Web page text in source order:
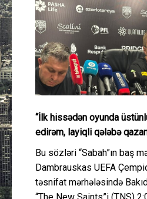
“İlk hissədən oyunda
edirəm, layiqli qələbə
Bu sözləri “Sabah”ın baş
Dambrauskas UEFA
təsnifat mərhələsində
“The New Saints”i (TNS)